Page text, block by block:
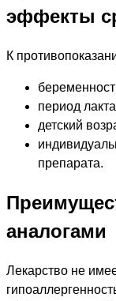
эффекты
К
период
детский
препарата.
аналогами
Лекарство не